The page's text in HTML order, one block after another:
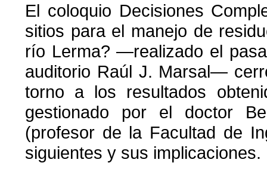
El coloquio Decisiones
sitios para el manejo de
río Lerma? —realizado el
auditorio Raúl J. Marsal—
torno a los resultados
gestionado por el doctor
(profesor de la Facultad de
siguientes y sus implicaciones.